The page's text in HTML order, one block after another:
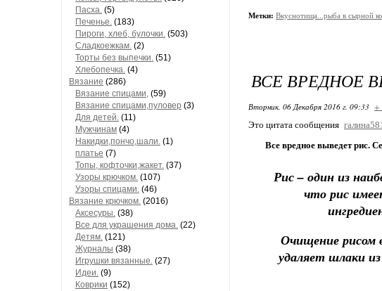
Пасха. (5)
Печенье. (183)
Пироги, хлеб, булочки. (503)
Сладкоежкам. (2)
Торты без выпечки. (51)
Хлебопечка. (4)
Вязание (286)
Вязание спицами, (59)
Вязание спицами,пуловер (3)
Для детей. (11)
Мужчинам (4)
Накидки,пончо,шали. (1)
платье (7)
Топы, кофточки,жакет. (37)
Узоры крючком. (107)
Узоры спицами. (46)
Вязание крючком. (2016)
Аксесуры. (38)
Все для украшения дома. (22)
Детям. (121)
Журналы (38)
Игрушки вязанные. (27)
Идеи. (9)
Коврики (152)
Метки: Вкуснотища...рыба в сырной
ВСЕ ВРЕДНОЕ
Вторник, 06 Декабря 2016 г. 09:33 +
Это цитата сообщения
Все вредное выведет рис.
Рис – один из
что рис
Очищение рисом
удаляет шлаки